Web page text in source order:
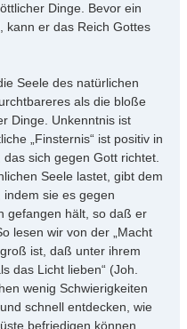
Dinge. Bevor ein
kann er das Reich Gottes
Seele des natürlichen
als die bloße
Dinge. Unkenntnis ist
„Finsternis“ ist positiv in
sich gegen Gott richtet.
Seele lastet, gibt dem
sie es gegen
gefangen hält, so daß er
lesen wir von der „Macht
ist, daß unter ihrem
das Licht lieben“ (Joh.
wenig Schwierigkeiten
schnell entdecken, wie
befriedigen können,